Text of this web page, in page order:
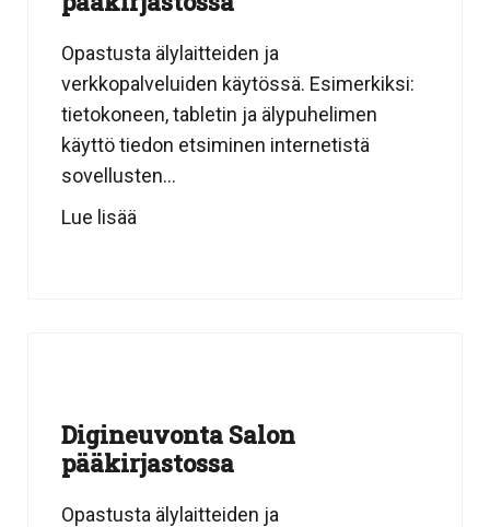
Opastusta älylaitteiden ja
verkkopalveluiden käytössä. Esimerkiksi:
tietokoneen, tabletin ja älypuhelimen
käyttö tiedon etsiminen internetistä
sovellusten...
Lue lisää
Digineuvonta Salon
pääkirjastossa
Opastusta älylaitteiden ja